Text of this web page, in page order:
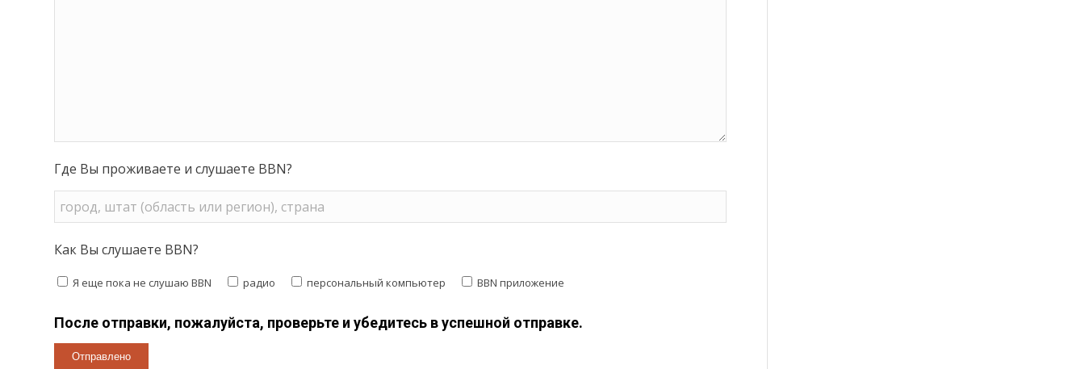
Где Вы проживаете и слушаете BBN?
Как Вы слушаете BBN?
Я еще пока не слушаю BBN радио персональный компьютер BBN приложение
После отправки, пожалуйста, проверьте и убедитесь в успешной отправке.